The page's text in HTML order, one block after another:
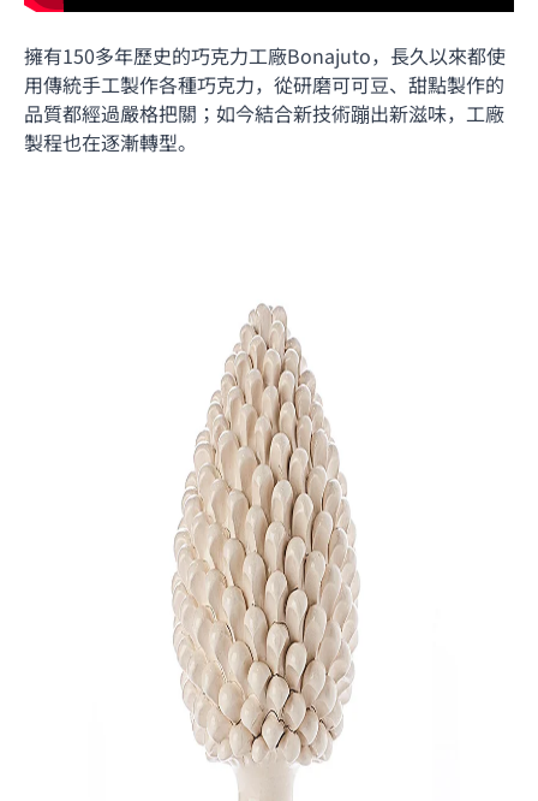
擁有150多年歷史的巧克力工廠Bonajuto，長久以來都使
用傳統手工製作各種巧克力，從研磨可可豆、甜點製作的
品質都經過嚴格把關；如今結合新技術蹦出新滋味，工廠
製程也在逐漸轉型。